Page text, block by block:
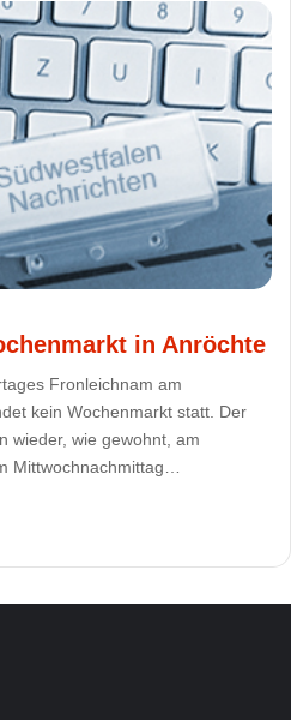
in Anröchte
Fronleichnam am
kein Wochenmarkt statt. Der
wieder, wie gewohnt, am
Mittwochnachmittag…